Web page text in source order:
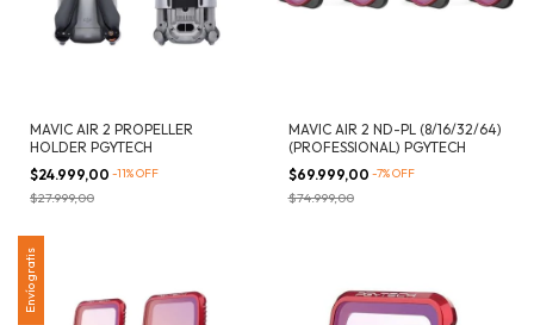
MAVIC AIR 2 PROPELLER
HOLDER PGYTECH
$24.999,00 -11%OFF
$27.999,00
MAVIC AIR 2 ND-PL (8/16/32/64)
(PROFESSIONAL) PGYTECH
$69.999,00 -7%OFF
$74.999,00
Envío gratis